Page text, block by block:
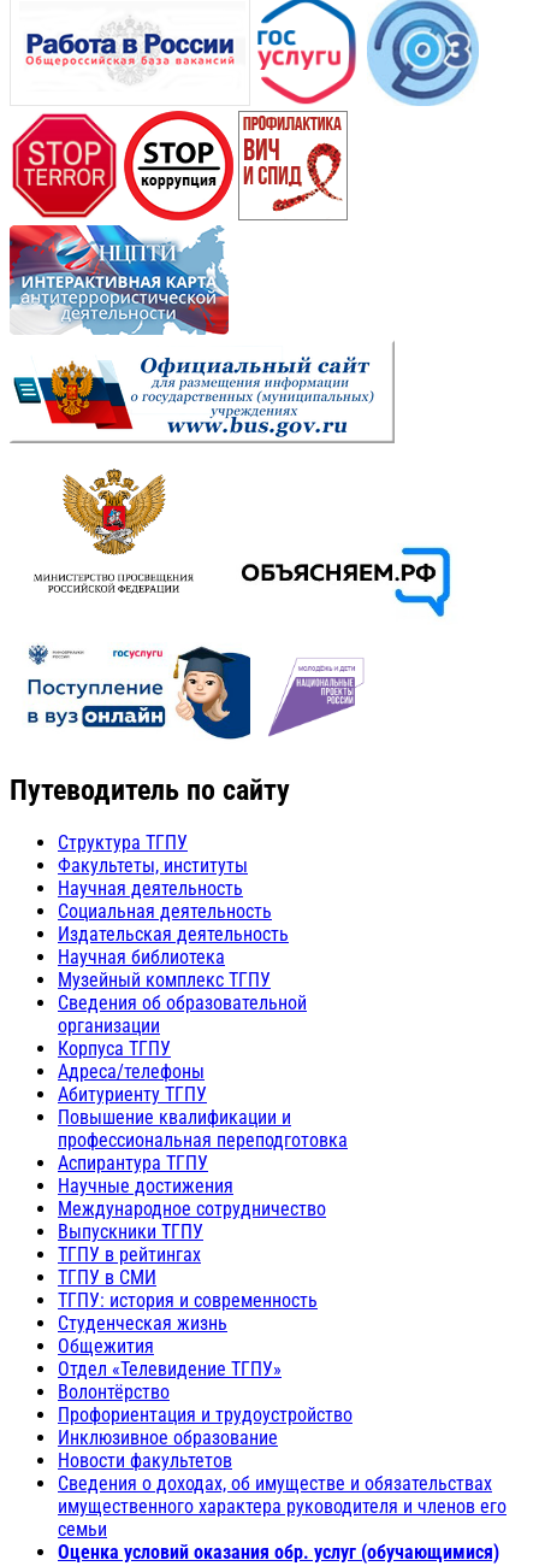
Путеводитель по сайту
Структура ТГПУ
Факультеты, институты
Научная деятельность
Социальная деятельность
Издательская деятельность
Научная библиотека
Музейный комплекс ТГПУ
Сведения об образовательной
организации
Корпуса ТГПУ
Адреса/телефоны
Абитуриенту ТГПУ
Повышение квалификации и
профессиональная переподготовка
Аспирантура ТГПУ
Научные достижения
Международное сотрудничество
Выпускники ТГПУ
ТГПУ в рейтингах
ТГПУ в СМИ
ТГПУ: история и современность
Студенческая жизнь
Общежития
Отдел «Телевидение ТГПУ»
Волонтёрство
Профориентация и трудоустройство
Инклюзивное образование
Новости факультетов
Сведения о доходах, об имуществе и обязательствах
имущественного характера руководителя и членов его
семьи
Оценка условий оказания обр. услуг (обучающимися)